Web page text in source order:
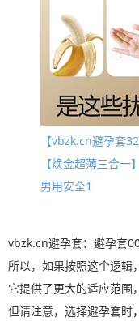
【vbzk.cn避孕套
【焕金超薄三合
男用安全1
vbzk.cn避孕套：避孕套
所以，如果按照这个逻
它提供了更大的适应范围
但请注意，选择避孕套时